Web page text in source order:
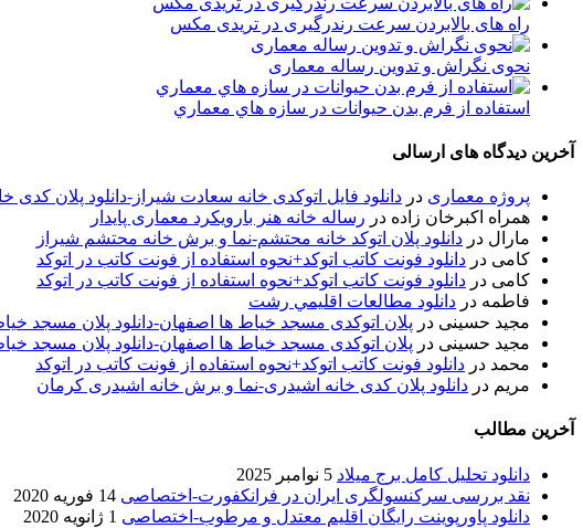
راه های بالابردن سرعت رندرگیری در تریدی مکس
نحوی نگراش و تدوین رساله معماری
استفاده از فرم بدن حيوانات در سازه هاي معماري
آخرین دیدگاه های ارسالی
پروژه معماری در دانلود فایل اتوکدی خانه سعادت شیراز-دانلود پلان کدی
همراه اکبرخان زاده در رساله خانه هنر بارویکرد معماری پایدار
مارال در دانلود پلان اتوکد خانه محتشم-نما و برش خانه محتشم شیراز
کامی در دانلود فونت کاتب اتوکد+نحوه استفاده از فونت کاتب در اتوکد
کامی در دانلود فونت کاتب اتوکد+نحوه استفاده از فونت کاتب در اتوکد
فاطمه در دانلود مطالعات اقليمي رشت
مجید حسینی در پلان اتوکدی مسجد خیاط ها اصفهان-دانلود پلان مسجد
مجید حسینی در پلان اتوکدی مسجد خیاط ها اصفهان-دانلود پلان مسجد
محمد در دانلود فونت کاتب اتوکد+نحوه استفاده از فونت کاتب در اتوکد
مریم در دانلود پلان کدی خانه اشیدری-نما و برش خانه اشیدری کرمان
آخرین مطالب
دانلود تحلیل کامل برج میلاد 5 نوامبر 2025
نقد بررسی سرکنسولگری ایران در فرانکفورت-اختصاصی 14 فوریه 2020
دانلود پاورپوینت رایگان اقلیم معتدل و مرطوب-اختصاصی 1 ژانویه 2020